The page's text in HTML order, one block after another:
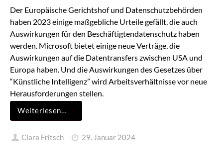
Der Europäische Gerichtshof und Datenschutzbehörden
haben 2023 einige maßgebliche Urteile gefällt, die auch
Auswirkungen für den Beschäftigtendatenschutz haben
werden. Microsoft bietet einige neue Verträge, die
Auswirkungen auf die Datentransfers zwischen USA und
Europa haben. Und die Auswirkungen des Gesetzes über
“Künstliche Intelligenz” wird Arbeitsverhältnisse vor neue
Herausforderungen stellen.
Weiterlesen…
Clara Fritsch 29. Januar 2024